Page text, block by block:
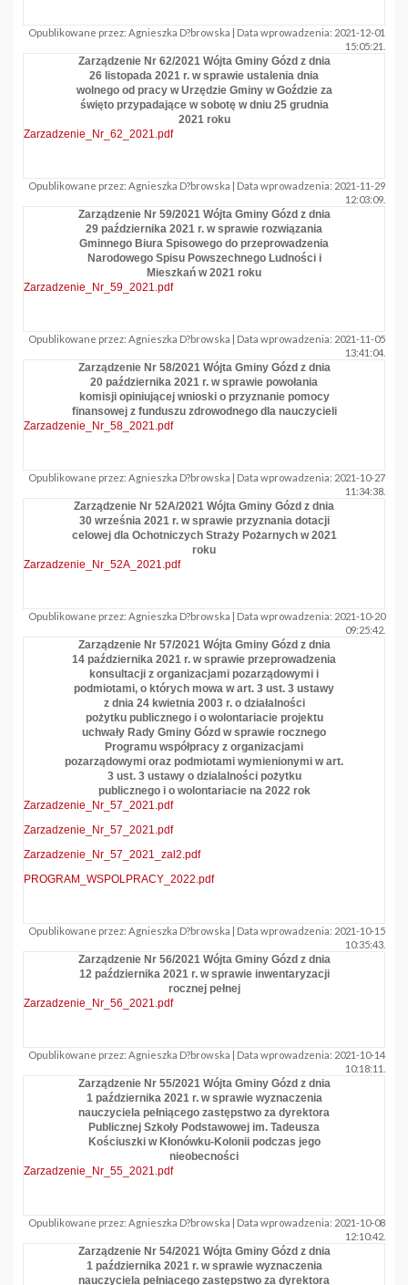
Opublikowane przez: Agnieszka D?browska | Data wprowadzenia: 2021-12-01
15:05:21.
Zarządzenie Nr 62/2021 Wójta Gminy Gózd z dnia
26 listopada 2021 r. w sprawie ustalenia dnia
wolnego od pracy w Urzędzie Gminy w Goździe za
święto przypadające w sobotę w dniu 25 grudnia
2021 roku
Zarzadzenie_Nr_62_2021.pdf
Opublikowane przez: Agnieszka D?browska | Data wprowadzenia: 2021-11-29
12:03:09.
Zarządzenie Nr 59/2021 Wójta Gminy Gózd z dnia
29 października 2021 r. w sprawie rozwiązania
Gminnego Biura Spisowego do przeprowadzenia
Narodowego Spisu Powszechnego Ludności i
Mieszkań w 2021 roku
Zarzadzenie_Nr_59_2021.pdf
Opublikowane przez: Agnieszka D?browska | Data wprowadzenia: 2021-11-05
13:41:04.
Zarządzenie Nr 58/2021 Wójta Gminy Gózd z dnia
20 października 2021 r. w sprawie powołania
komisji opiniującej wnioski o przyznanie pomocy
finansowej z funduszu zdrowodnego dla nauczycieli
Zarzadzenie_Nr_58_2021.pdf
Opublikowane przez: Agnieszka D?browska | Data wprowadzenia: 2021-10-27
11:34:38.
Zarządzenie Nr 52A/2021 Wójta Gminy Gózd z dnia
30 września 2021 r. w sprawie przyznania dotacji
celowej dla Ochotniczych Straży Pożarnych w 2021
roku
Zarzadzenie_Nr_52A_2021.pdf
Opublikowane przez: Agnieszka D?browska | Data wprowadzenia: 2021-10-20
09:25:42.
Zarządzenie Nr 57/2021 Wójta Gminy Gózd z dnia
14 października 2021 r. w sprawie przeprowadzenia
konsultacji z organizacjami pozarządowymi i
podmiotami, o których mowa w art. 3 ust. 3 ustawy
z dnia 24 kwietnia 2003 r. o działalności
pożytku publicznego i o wolontariacie projektu
uchwały Rady Gminy Gózd w sprawie rocznego
Programu współpracy z organizacjami
pozarządowymi oraz podmiotami wymienionymi w art.
3 ust. 3 ustawy o dzialalności pożytku
publicznego i o wolontariacie na 2022 rok
Zarzadzenie_Nr_57_2021.pdf
Zarzadzenie_Nr_57_2021.pdf
Zarzadzenie_Nr_57_2021_zal2.pdf
PROGRAM_WSPOLPRACY_2022.pdf
Opublikowane przez: Agnieszka D?browska | Data wprowadzenia: 2021-10-15
10:35:43.
Zarządzenie Nr 56/2021 Wójta Gminy Gózd z dnia
12 października 2021 r. w sprawie inwentaryzacji
rocznej pełnej
Zarzadzenie_Nr_56_2021.pdf
Opublikowane przez: Agnieszka D?browska | Data wprowadzenia: 2021-10-14
10:18:11.
Zarządzenie Nr 55/2021 Wójta Gminy Gózd z dnia
1 października 2021 r. w sprawie wyznaczenia
nauczyciela pełniącego zastępstwo za dyrektora
Publicznej Szkoły Podstawowej im. Tadeusza
Kościuszki w Kłonówku-Kolonii podczas jego
nieobecności
Zarzadzenie_Nr_55_2021.pdf
Opublikowane przez: Agnieszka D?browska | Data wprowadzenia: 2021-10-08
12:10:42.
Zarządzenie Nr 54/2021 Wójta Gminy Gózd z dnia
1 października 2021 r. w sprawie wyznaczenia
nauczyciela pełniącego zastępstwo za dyrektora